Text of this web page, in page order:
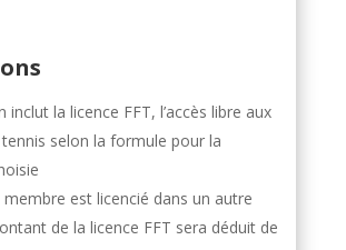
inclut la licence FFT, l’accès libre aux
selon la formule pour la
membre est licencié dans un autre
de la licence FFT sera déduit de